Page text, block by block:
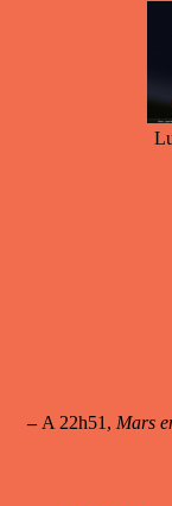
–A 22h51, Mars